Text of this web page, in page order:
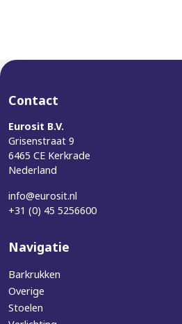
Contact
Eurosit B.V.
Grisenstraat 9
6465 CE Kerkrade
Nederland
info@eurosit.nl
+31 (0) 45 5256600
Navigatie
Barkrukken
Overige
Stoelen